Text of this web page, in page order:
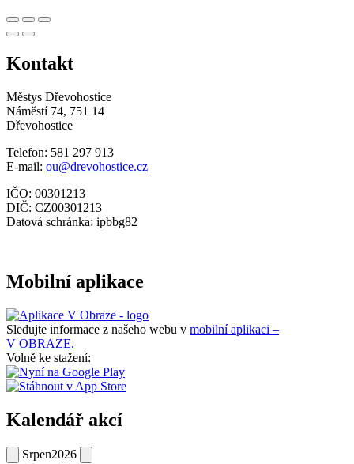
Kontakt
Městys Dřevohostice
Náměstí 74, 751 14
Dřevohostice
Telefon: 581 297 913
E-mail: ou@drevohostice.cz
IČO: 00301213
DIČ: CZ00301213
Datová schránka: ipbbg82
Mobilní aplikace
Sledujte informace z našeho webu v mobilní aplikaci –
V OBRAZE.
Volně ke stažení:
Kalendář akcí
Srpen2026